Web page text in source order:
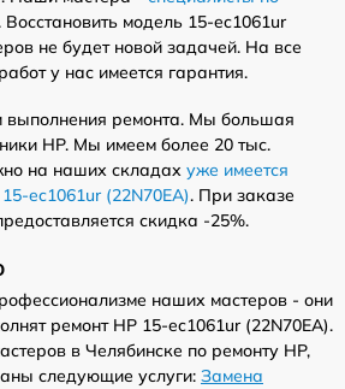
Восстановить модель 15-ec1061ur
не будет новой задачей. На все
у нас имеется гарантия.
выполнения ремонта. Мы большая
HP. Мы имеем более 20 тыс.
на наших складах уже имеется
ec1061ur (22N70EA). При заказе
скидка -25%.
наших мастеров - они
ремонт HP 15-ec1061ur (22N70EA).
в Челябинске по ремонту HP,
следующие услуги: Замена